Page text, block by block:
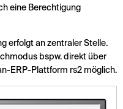
eine Berechtigung
erfolgt an zentraler Stelle.
bspw. direkt über
ERP-Plattform rs2 möglich.